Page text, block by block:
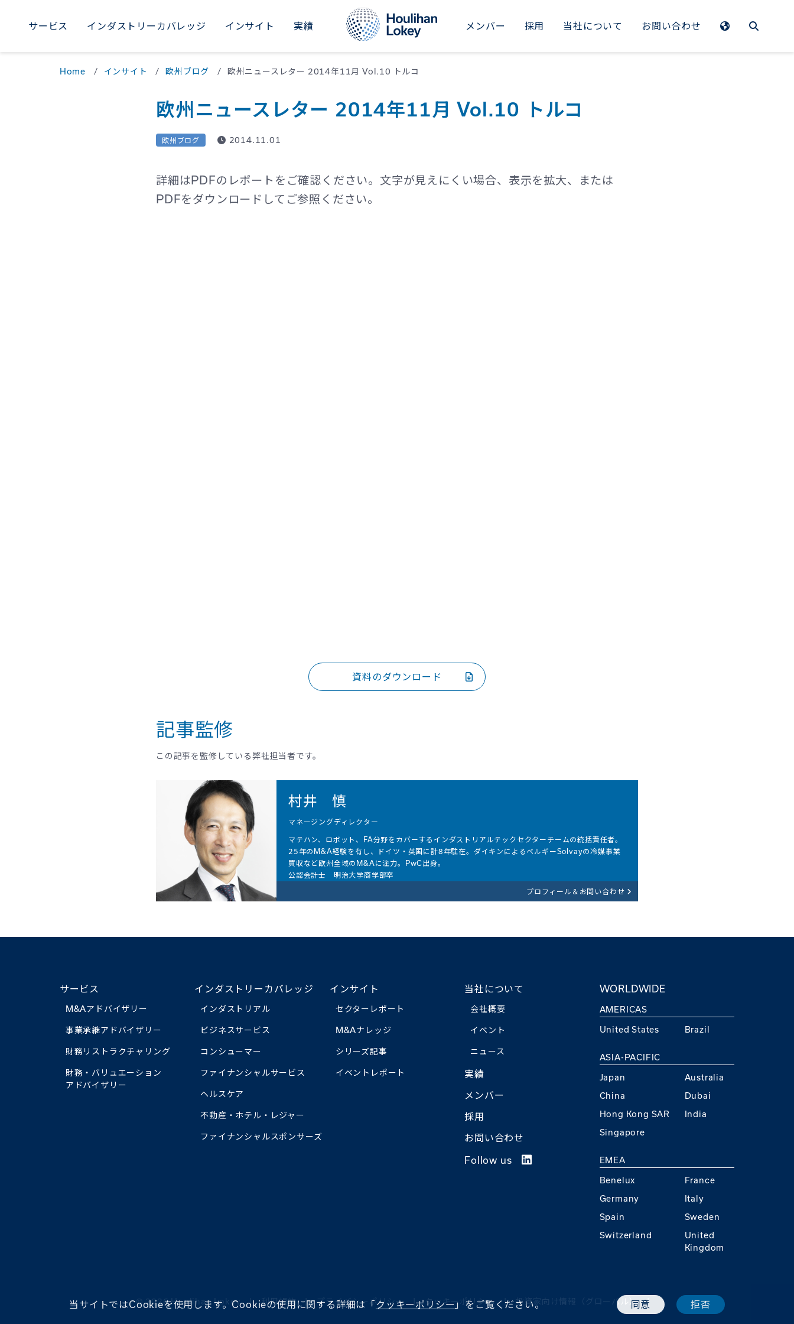
サービス
サービス M&Aアドバイザリー
財務リストラクチャリング
財務・バリュエーションアドバイザリー
インダストリーカバレッジ
インダストリーカバレッジ インダストリアル
ビジネスサービス
ファイナンシャルサービス
ヘルスケア
不動産・ホテル・レジャー
インサイト
インサイト セクターレポート
シリーズ記事
実績 メンバー 採用
新卒採用
社員紹介
会社情報
当社について
当社について 会社概要
イベント
投資家向け情報（グローバル）
お問い合わせ
WORLDWIDE
Brazil Australia
Hong Kong SAR Spain
Home インサイト 欧州ブログ 欧州ニュースレター 2014年11月 Vol.10 トルコ
欧州ニュースレター 2014年11月 Vol.10 トルコ
欧州ブログ 2014.11.01
詳細はPDFのレポートをご確認ください。文字が見えにくい場合、表示を拡大、または
PDFをダウンロードしてご参照ください。
資料のダウンロード
記事監修
この記事を監修している弊社担当者です。
村井 慎
マネージングディレクター
マテハン、ロボット、FA分野をカバーするインダストリアルテックセクターチームの統括責任者。
25年のM&A経験を有し、ドイツ・英国に計8年駐在。ダイキンによるベルギーSolvayの冷媒事業
買収など欧州全域のM&Aに注力。PwC出身。
公認会計士 明治大学商学部卒
プロフィール＆お問い合わせ
当サイトではCookieを使用します。Cookieの使用に関する詳細は「クッキーポリシー」をご覧ください。 同意 拒否
サービス
M&Aアドバイザリー
事業承継アドバイザリー
財務リストラクチャリング
財務・バリュエーション
アドバイザリー
インダストリーカバレッジ
インダストリアル
ビジネスサービス
コンシューマー
ファイナンシャルサービス
ヘルスケア
不動産・ホテル・レジャー
ファイナンシャルスポンサーズ
インサイト
セクターレポート
M&Aナレッジ
シリーズ記事
イベントレポート
当社について
会社概要
イベント
ニュース
実績
メンバー
採用
お問い合わせ
Follow us
WORLDWIDE
AMERICAS
United States
Brazil
ASIA-PACIFIC
Japan
Australia
China
Dubai
Hong Kong SAR
India
Singapore
EMEA
Benelux
France
Germany
Italy
Spain
Sweden
Switzerland
United
Kingdom
©︎ 2026 Houlihan Lokey 利用規約 プライバシーポリシー クッキーポリシー 投資家向け情報（グローバル）